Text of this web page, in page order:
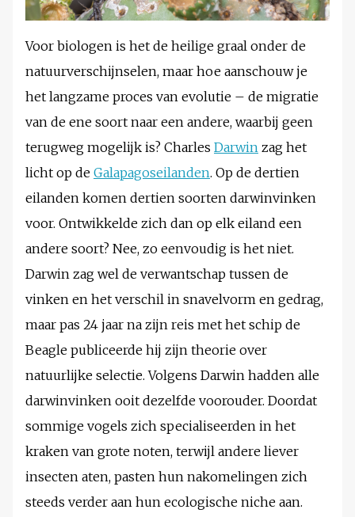
Voor biologen is het de heilige graal onder de
natuurverschijnselen, maar hoe aanschouw je
het langzame proces van evolutie – de migratie
van de ene soort naar een andere, waarbij geen
terugweg mogelijk is? Charles Darwin zag het
licht op de Galapagoseilanden. Op de dertien
eilanden komen dertien soorten darwinvinken
voor. Ontwikkelde zich dan op elk eiland een
andere soort? Nee, zo eenvoudig is het niet.
Darwin zag wel de verwantschap tussen de
vinken en het verschil in snavelvorm en gedrag,
maar pas 24 jaar na zijn reis met het schip de
Beagle publiceerde hij zijn theorie over
natuurlijke selectie. Volgens Darwin hadden alle
darwinvinken ooit dezelfde voorouder. Doordat
sommige vogels zich specialiseerden in het
kraken van grote noten, terwijl andere liever
insecten aten, pasten hun nakomelingen zich
steeds verder aan hun ecologische niche aan.